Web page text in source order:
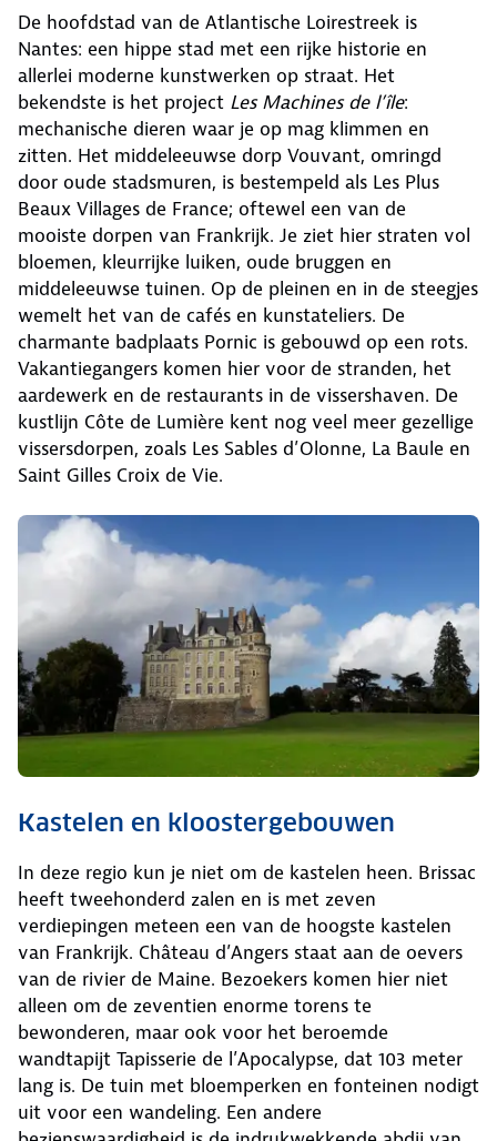
De hoofdstad van de Atlantische Loirestreek is
Nantes: een hippe stad met een rijke historie en
allerlei moderne kunstwerken op straat. Het
bekendste is het project Les Machines de l’île:
mechanische dieren waar je op mag klimmen en
zitten. Het middeleeuwse dorp Vouvant, omringd
door oude stadsmuren, is bestempeld als Les Plus
Beaux Villages de France; oftewel een van de
mooiste dorpen van Frankrijk. Je ziet hier straten vol
bloemen, kleurrijke luiken, oude bruggen en
middeleeuwse tuinen. Op de pleinen en in de steegjes
wemelt het van de cafés en kunstateliers. De
charmante badplaats Pornic is gebouwd op een rots.
Vakantiegangers komen hier voor de stranden, het
aardewerk en de restaurants in de vissershaven. De
kustlijn Côte de Lumière kent nog veel meer gezellige
vissersdorpen, zoals Les Sables d’Olonne, La Baule en
Saint Gilles Croix de Vie.
Kastelen en kloostergebouwen
In deze regio kun je niet om de kastelen heen. Brissac
heeft tweehonderd zalen en is met zeven
verdiepingen meteen een van de hoogste kastelen
van Frankrijk. Château d’Angers staat aan de oevers
van de rivier de Maine. Bezoekers komen hier niet
alleen om de zeventien enorme torens te
bewonderen, maar ook voor het beroemde
wandtapijt Tapisserie de l’Apocalypse, dat 103 meter
lang is. De tuin met bloemperken en fonteinen nodigt
uit voor een wandeling. Een andere